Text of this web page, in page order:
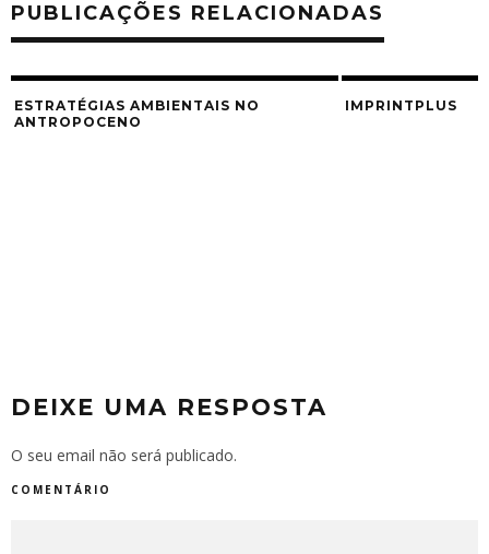
PUBLICAÇÕES RELACIONADAS
ESTRATÉGIAS AMBIENTAIS NO
ANTROPOCENO
IMPRINTPLUS
DEIXE UMA RESPOSTA
O seu email não será publicado.
COMENTÁRIO